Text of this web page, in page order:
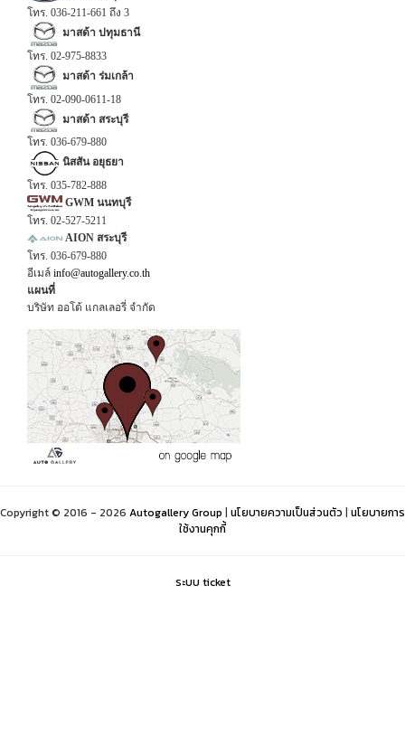
โทร. 036-211-661 ถึง 3
มาสด้า ปทุมธานี
โทร. 02-975-8833
มาสด้า ร่มเกล้า
โทร. 02-090-0611-18
มาสด้า สระบุรี
โทร. 036-679-880
นิสสัน อยุธยา
โทร. 035-782-888
GWM นนทบุรี
โทร. 02-527-5211
AION สระบุรี
โทร. 036-679-880
อีเมล์ info@autogallery.co.th
แผนที่
บริษัท ออโต้ แกลเลอรี่ จำกัด
Copyright © 2016 - 2026 Autogallery Group | นโยบายความเป็นส่วนตัว | นโยบายการ
ใช้งานคุกกี้
ระบบ ticket